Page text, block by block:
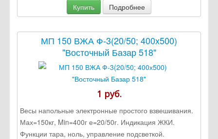
Купить Подробнее
МП 150 ВЖА Ф-3(20/50; 400х500)
"Восточный Базар 518"
1 руб.
Весы напольные электронные простого взвешивания.
Мах=150кг, Min=400г е=20/50г. Индикация ЖКИ.
Функции тара, ноль, управление подсветкой.